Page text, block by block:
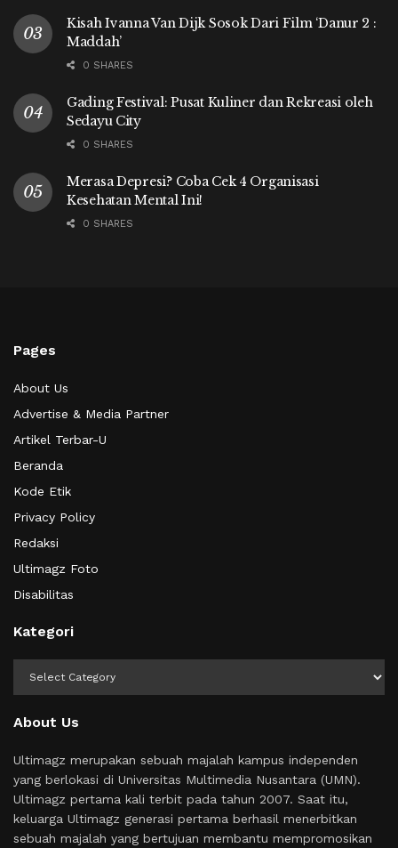
Kisah Ivanna Van Dijk Sosok Dari Film ‘Danur 2 :
Maddah’
0 SHARES
Gading Festival: Pusat Kuliner dan Rekreasi oleh
Sedayu City
0 SHARES
Merasa Depresi? Coba Cek 4 Organisasi
Kesehatan Mental Ini!
0 SHARES
Pages
About Us
Advertise & Media Partner
Artikel Terbar-U
Beranda
Kode Etik
Privacy Policy
Redaksi
Ultimagz Foto
Disabilitas
Kategori
About Us
Ultimagz merupakan sebuah majalah kampus independen
yang berlokasi di Universitas Multimedia Nusantara (UMN).
Ultimagz pertama kali terbit pada tahun 2007. Saat itu,
keluarga Ultimagz generasi pertama berhasil menerbitkan
sebuah majalah yang bertujuan membantu mempromosikan